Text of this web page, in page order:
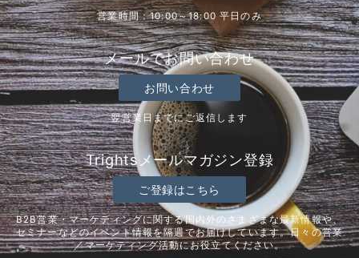
営業時間：10:00～18:00 平日のみ
メールでお問い合わせ
お問い合わせ
翌営業日までにご返信します
Trightsメールマガジン登録
ご登録はこちら
B2B営業・マーケティングに関する国内外のさまざまな最新情報や、
セミナーなどのイベント情報を隔週でお届けしています。日々の営業
／マーケティング活動にお役立てください。